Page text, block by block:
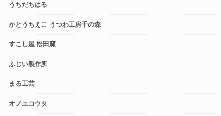
うちだちはる
かとうちえこ うつわ工房千の森
すこし屋 松田窯
ふじい製作所
まる工芸
オノエコウタ